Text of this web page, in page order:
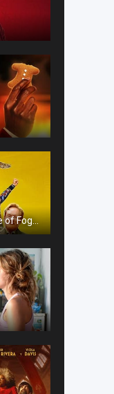
Please Don’t Destroy: The Treasure of Foggy Mountain